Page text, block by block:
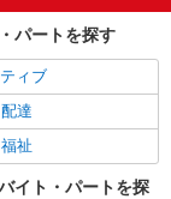
歓迎
）活躍中
）活躍中
あり
パートを探す
ィブ
達
祉
イト・パートを探